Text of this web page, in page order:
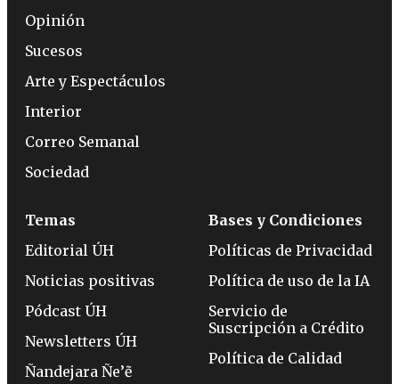
Opinión
Sucesos
Arte y Espectáculos
Interior
Correo Semanal
Sociedad
Temas
Editorial ÚH
Noticias positivas
Pódcast ÚH
Newsletters ÚH
Ñandejara Ñe’ẽ
Bases y Condiciones
Políticas de Privacidad
Política de uso de la IA
Servicio de
Suscripción a Crédito
Política de Calidad